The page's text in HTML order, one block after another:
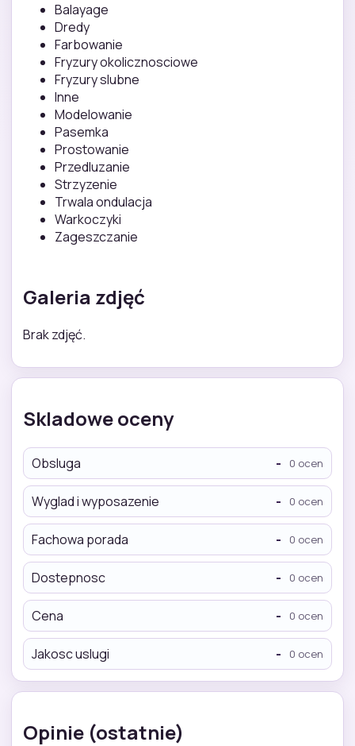
Balayage
Dredy
Farbowanie
Fryzury okolicznosciowe
Fryzury slubne
Inne
Modelowanie
Pasemka
Prostowanie
Przedluzanie
Strzyzenie
Trwala ondulacja
Warkoczyki
Zageszczanie
Galeria zdjęć
Brak zdjęć.
Skladowe oceny
Obsluga - 0 ocen
Wyglad i wyposazenie - 0 ocen
Fachowa porada - 0 ocen
Dostepnosc - 0 ocen
Cena - 0 ocen
Jakosc uslugi - 0 ocen
Opinie (ostatnie)